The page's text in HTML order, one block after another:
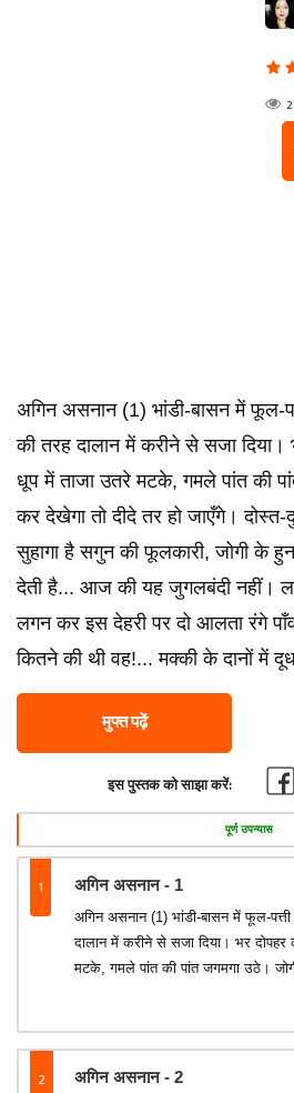
अगिन असनान (1) भांडी-बासन में
की तरह दालान में करीने से सजा दिया।
धूप में ताजा उतरे मटके, गमले पांत की
कर देखेगा तो दीदे तर हो जाएँगे।
सुहागा है सगुन की फूलकारी, जोगी के
देती है... आज की यह जुगलबंदी नहीं।
लगन कर इस देहरी पर दो आलता रंगे
कितने की थी वह!... मक्की के दानों में
मुफ्त पढ़ें
इस पुस्तक को साझा करें:
पूर्ण उपन्यास
1 अगिन असनान - 1
अगिन असनान (1) भांडी-बासन में फूल-
दालान में करीने से सजा दिया। भर दोपहर
मटके, गमले पांत की पांत जगमगा उठे।
2 अगिन असनान - 2